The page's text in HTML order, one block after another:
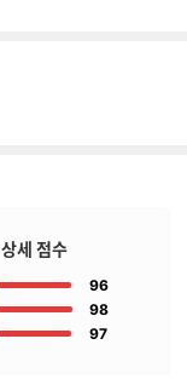
상세 점수
96점
98점
97점